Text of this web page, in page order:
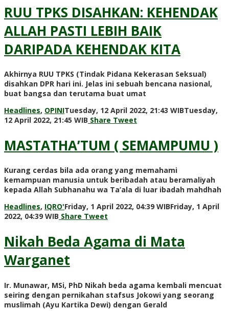
WP
RUU TPKS DISAHKAN: KEHENDAK
ALLAH PASTI LEBIH BAIK
DARIPADA KEHENDAK KITA
Akhirnya RUU TPKS (Tindak Pidana Kekerasan Seksual)
disahkan DPR hari ini. Jelas ini sebuah bencana nasional,
buat bangsa dan terutama buat umat
Headlines, OPINITuesday, 12 April 2022, 21:43 WIBTuesday,
12 April 2022, 21:45 WIB by
WP
Share Tweet
MASTATHA’TUM ( SEMAMPUMU )
Kurang cerdas bila ada orang yang memahami
kemampuan manusia untuk beribadah atau beramaliyah
kepada Allah Subhanahu wa Ta’ala di luar ibadah mahdhah
Headlines, IQRO'Friday, 1 April 2022, 04:39 WIBFriday, 1 April
2022, 04:39 WIB by
WP
Share Tweet
Nikah Beda Agama di Mata
Warganet
Ir. Munawar, MSi, PhD Nikah beda agama kembali mencuat
seiring dengan pernikahan stafsus Jokowi yang seorang
muslimah (Ayu Kartika Dewi) dengan Gerald